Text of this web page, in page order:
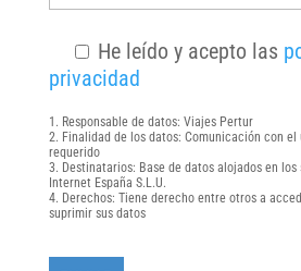
He leído y acepto las
privacidad
Responsable de datos: Viajes Pertur
Finalidad de los datos: Comunicación con
requerido
Destinatarios: Base de datos alojados en los
Internet España S.L.U.
Derechos: Tiene derecho entre otros a
suprimir sus datos